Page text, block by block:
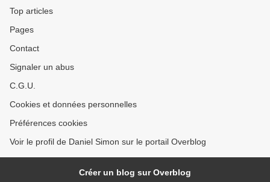
Top articles
Pages
Contact
Signaler un abus
C.G.U.
Cookies et données personnelles
Préférences cookies
Voir le profil de Daniel Simon sur le portail Overblog
Créer un blog sur Overblog